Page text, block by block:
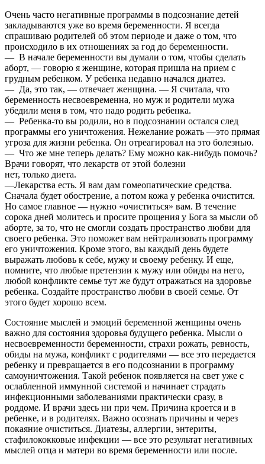
Очень часто негативные программы в подсознание детей
закладываются уже во время беременности. Я всегда
спрашиваю родителей об этом периоде и даже о том, что
происходило в их отношениях за год до беременности.
— В начале беременности вы думали о том, чтобы сделать
аборт, — говорю я женщине, которая пришла на прием с
грудным ребенком. У ребенка недавно начался диатез.
— Да, это так, — отвечает женщина. — Я считала, что
беременность несвоевременна, но муж и родители мужа
убедили меня в том, что надо родить ребенка.
— Ребенка-то вы родили, но в подсознании остался след
программы его уничтожения. Нежелание рожать —это прямая
угроза для жизни ребенка. Он отреагировал на это болезнью.
— Что же мне теперь делать? Ему можно как-нибудь помочь?
Врачи говорят, что лекарств от этой болезни
нет, только диета.
—Лекарства есть. Я вам дам гомеопатические средства.
Сначала будет обострение, а потом кожа у ребенка очистится.
Но самое главное — нужно «очиститься» вам. В течение
сорока дней молитесь и просите прощения у Бога за мысли об
аборте, за то, что не смогли создать пространство любви для
своего ребенка. Это поможет вам нейтрализовать программу
его уничтожения. Кроме этого, вы каждый день будете
выражать любовь к себе, мужу и своему ребенку. И еще,
помните, что любые претензии к мужу или обиды на него,
любой конфликте семье тут же будут отражаться на здоровье
ребенка. Создайте пространство любви в своей семье. От
этого будет хорошо всем.
Состояние мыслей и эмоций беременной женщины очень
важно для состояния здоровья будущего ребенка. Мысли о
несвоевременности беременности, страхи рожать, ревность,
обиды на мужа, конфликт с родителями — все это передается
ребенку и превращается в его подсознании в программу
самоуничтожения. Такой ребенок появляется на свет уже с
ослабленной иммунной системой и начинает страдать
инфекционными заболеваниями практически сразу, в
роддоме. И врачи здесь ни при чем. Причина кроется и в
ребенке, и в родителях. Важно осознать причины и через
покаяние очиститься. Диатезы, аллергии, энтериты,
стафилококковые инфекции — все это результат негативных
мыслей отца и матери во время беременности или после.